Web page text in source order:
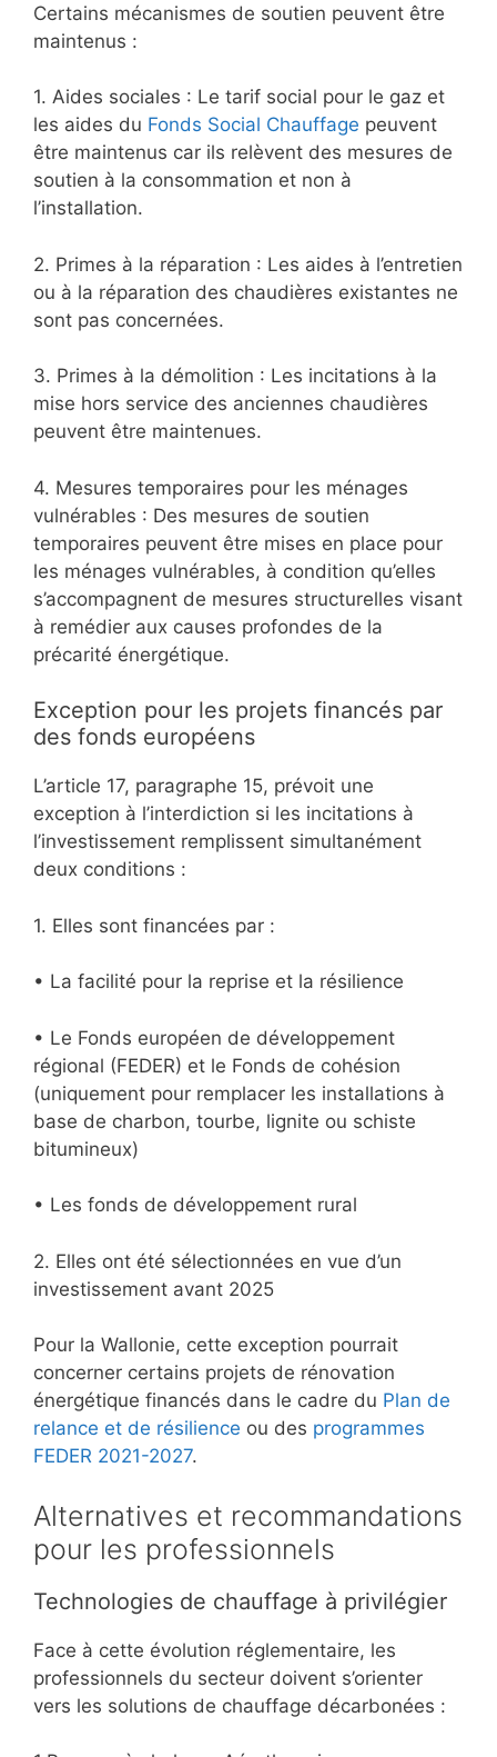
Certains mécanismes de soutien peuvent être
maintenus :
1. Aides sociales : Le tarif social pour le gaz et
les aides du Fonds Social Chauffage peuvent
être maintenus car ils relèvent des mesures de
soutien à la consommation et non à
l’installation.
2. Primes à la réparation : Les aides à l’entretien
ou à la réparation des chaudières existantes ne
sont pas concernées.
3. Primes à la démolition : Les incitations à la
mise hors service des anciennes chaudières
peuvent être maintenues.
4. Mesures temporaires pour les ménages
vulnérables : Des mesures de soutien
temporaires peuvent être mises en place pour
les ménages vulnérables, à condition qu’elles
s’accompagnent de mesures structurelles visant
à remédier aux causes profondes de la
précarité énergétique.
Exception pour les projets financés par
des fonds européens
L’article 17, paragraphe 15, prévoit une
exception à l’interdiction si les incitations à
l’investissement remplissent simultanément
deux conditions :
1. Elles sont financées par :
• La facilité pour la reprise et la résilience
• Le Fonds européen de développement
régional (FEDER) et le Fonds de cohésion
(uniquement pour remplacer les installations à
base de charbon, tourbe, lignite ou schiste
bitumineux)
• Les fonds de développement rural
2. Elles ont été sélectionnées en vue d’un
investissement avant 2025
Pour la Wallonie, cette exception pourrait
concerner certains projets de rénovation
énergétique financés dans le cadre du Plan de
relance et de résilience ou des programmes
FEDER 2021-2027.
Alternatives et recommandations
pour les professionnels
Technologies de chauffage à privilégier
Face à cette évolution réglementaire, les
professionnels du secteur doivent s’orienter
vers les solutions de chauffage décarbonées :